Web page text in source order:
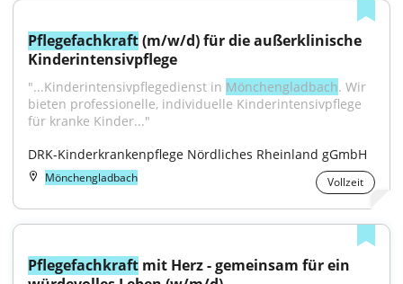
Pflegefachkraft (m/w/d) für die außerklinische
Kinderintensivpflege
"...Kinderintensivpflegedienst in Mönchengladbach. Wir
bieten professionelle, individuelle Kinderintensivpflege
für kranke Kinder..."
DRK-Kinderkrankenpflege Nördliches Rheinland gGmbH
Mönchengladbach Vollzeit
Pflegefachkraft mit Herz - gemeinsam für ein